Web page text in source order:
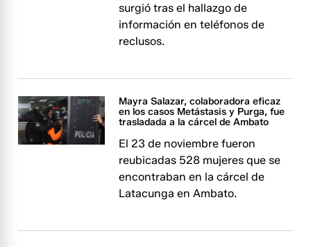
surgió tras el hallazgo de
información en teléfonos de
reclusos.
Mayra Salazar, colaboradora eficaz
en los casos Metástasis y Purga, fue
trasladada a la cárcel de Ambato
El 23 de noviembre fueron
reubicadas 528 mujeres que se
encontraban en la cárcel de
Latacunga en Ambato.